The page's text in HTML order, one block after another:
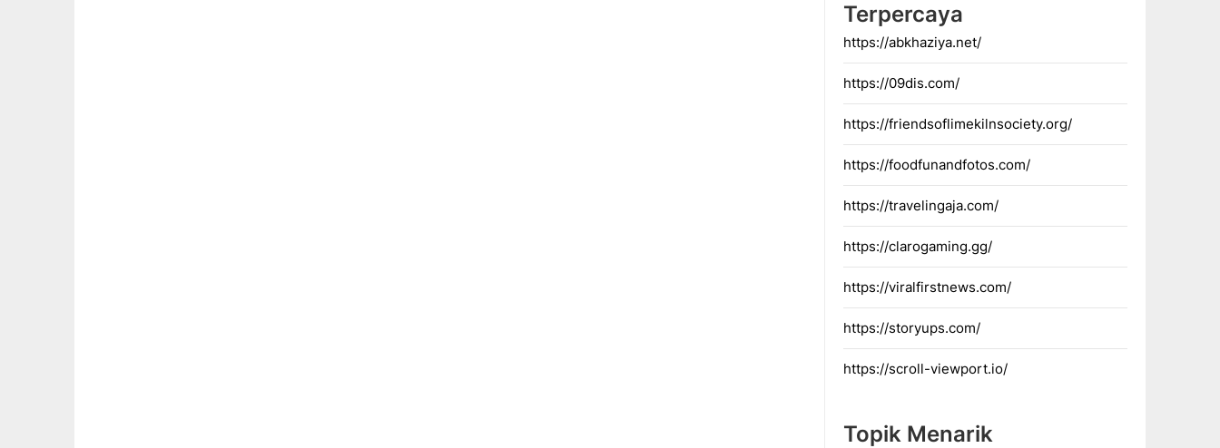
Terpercaya
https://abkhaziya.net/
https://09dis.com/
https://friendsoflimekilnsociety.org/
https://foodfunandfotos.com/
https://travelingaja.com/
https://clarogaming.gg/
https://viralfirstnews.com/
https://storyups.com/
https://scroll-viewport.io/
Topik Menarik